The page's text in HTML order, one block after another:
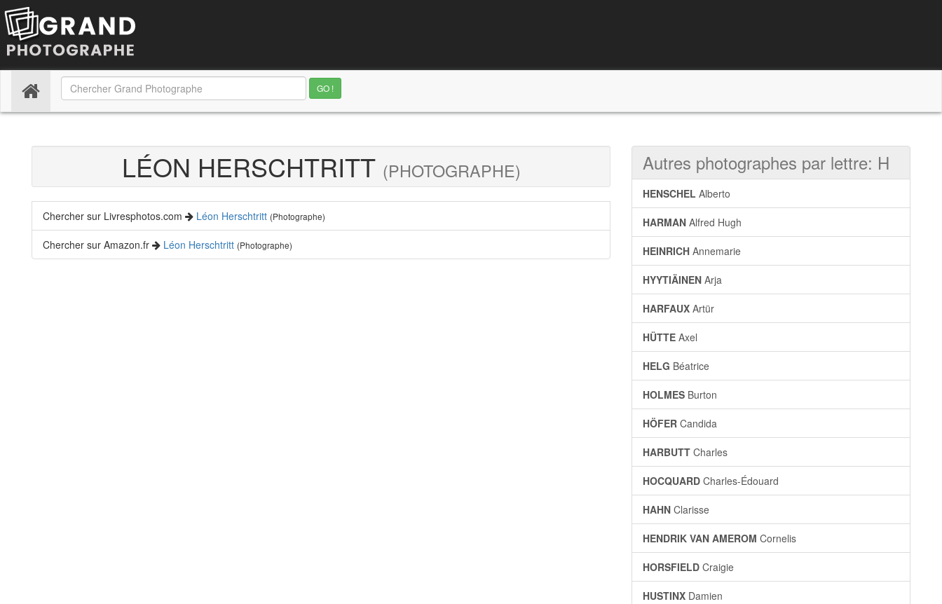
(current)
LÉON HERSCHTRITT (PHOTOGRAPHE)
Chercher sur Livresphotos.com Léon Herschtritt (Photographe)
Chercher sur Amazon.fr Léon Herschtritt (Photographe)
Autres photographes par lettre: H
HENSCHEL Alberto
HARMAN Alfred Hugh
HEINRICH Annemarie
HYYTIÄINEN Arja
HARFAUX Artür
HÜTTE Axel
HELG Béatrice
HOLMES Burton
HÖFER Candida
HARBUTT Charles
HOCQUARD Charles-Édouard
HAHN Clarisse
HENDRIK VAN AMEROM Cornelis
HORSFIELD Craigie
HUSTINX Damien